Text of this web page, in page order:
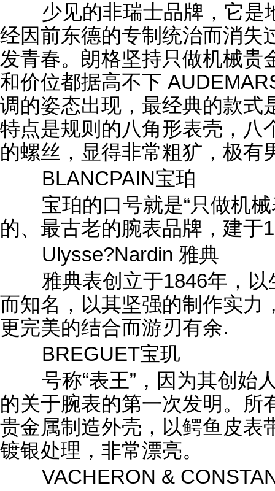
少见的非瑞士品牌，它是
经因前东德的专制统治而消失
发青春。朗格坚持只做机械贵
和价位都据高不下
调的姿态出现，最经典的款式
特点是规则的八角形表壳，八
的螺丝，显得非常粗犷，极有
BLANCPAIN宝珀
宝珀的口号就是“只做机
的、最古老的腕表品牌，建于
Ulysse?Nardin 雅典
雅典表创立于1846年，以
而知名，以其坚强的制作实力
更完美的结合而游刃有余.
BREGUET宝玑
号称“表王”，因为其创始
的关于腕表的第一次发明。所
贵金属制造外壳，以鳄鱼皮表
镀银处理，非常漂亮。
VACHERON &